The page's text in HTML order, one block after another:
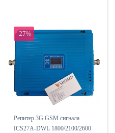
-27%
Репитер 3G GSM сигнала
ICS27A-DWL 1800/2100/2600